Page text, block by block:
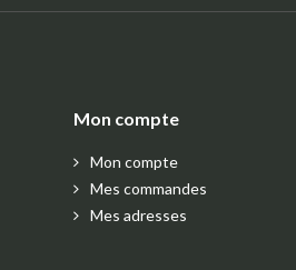
Mon compte
Mon compte
Mes commandes
Mes adresses